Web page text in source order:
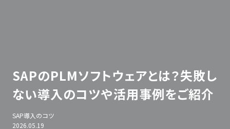
SAPのPLMソフトウェアとは？失敗し
ない導入のコツや活用事例をご紹介
SAP導入のコツ
2026.05.19